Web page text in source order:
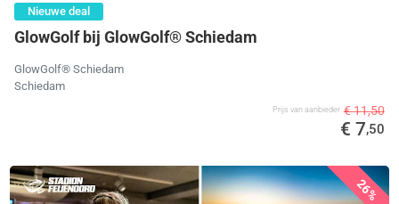
Nieuwe deal
GlowGolf bij GlowGolf® Schiedam
GlowGolf® Schiedam
Schiedam
Prijs van aanbieder € 11,50
€ 7,50
26%